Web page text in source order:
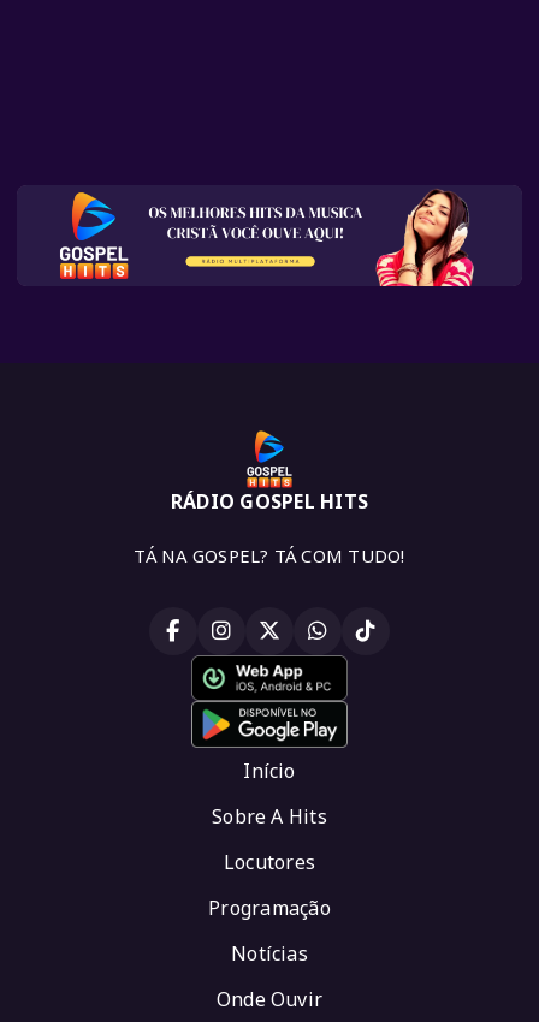
RÁDIO GOSPEL HITS
TÁ NA GOSPEL? TÁ COM TUDO!
Início
Sobre A Hits
Locutores
Programação
Notícias
Onde Ouvir